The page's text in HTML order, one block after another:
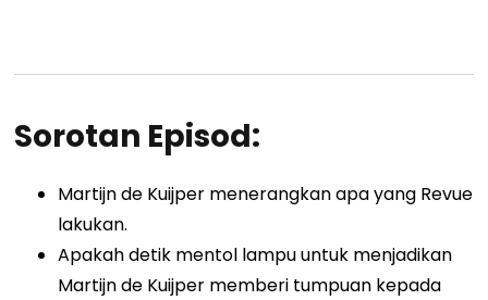
Sorotan Episod:
Martijn de Kuijper menerangkan apa yang Revue
lakukan.
Apakah detik mentol lampu untuk menjadikan
Martijn de Kuijper memberi tumpuan kepada